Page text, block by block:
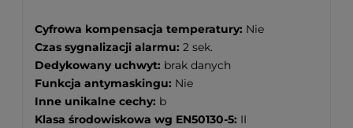
Cyfrowa kompensacja temperatury: Nie
Czas sygnalizacji alarmu: 2 sek.
Dedykowany uchwyt: brak danych
Funkcja antymaskingu: Nie
Inne unikalne cechy: b
Klasa środowiskowa wg EN50130-5: II